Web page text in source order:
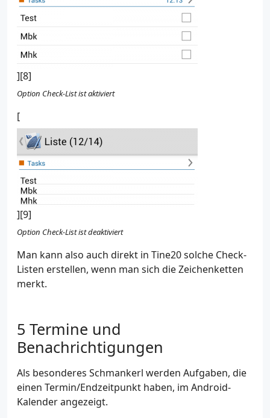
][8]
Option Check-List ist aktiviert
[
][9]
Option Check-List ist deaktiviert
Man kann also auch direkt in Tine20 solche Check-
Listen erstellen, wenn man sich die Zeichenketten
merkt.
Termine und
Benachrichtigungen
Als besonderes Schmankerl werden Aufgaben, die
einen Termin/Endzeitpunkt haben, im Android-
Kalender angezeigt.